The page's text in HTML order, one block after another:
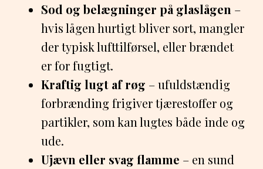
Sod og belægninger på glaslågen –
hvis lågen hurtigt bliver sort, mangler
der typisk lufttilførsel, eller brændet
er for fugtigt.
Kraftig lugt af røg – ufuldstændig
forbrænding frigiver tjærestoffer og
partikler, som kan lugtes både inde og
ude.
Ujævn eller svag flamme – en sund